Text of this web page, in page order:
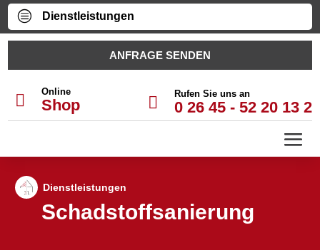
c Dienstleistungen
ANFRAGE SENDEN
 Online
Shop  Rufen Sie uns an
0 26 45 - 52 20 13 2
Dien­stleis­tun­gen
Schadstoffsanierung